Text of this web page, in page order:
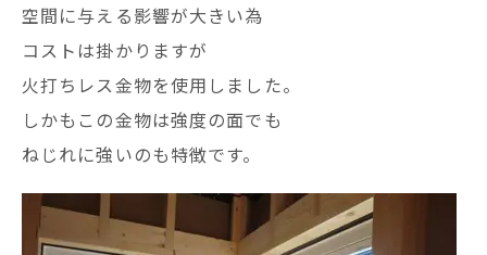
空間に与える影響が大きい為
コストは掛かりますが
火打ちレス金物を使用しました。
しかもこの金物は強度の面でも
ねじれに強いのも特徴です。